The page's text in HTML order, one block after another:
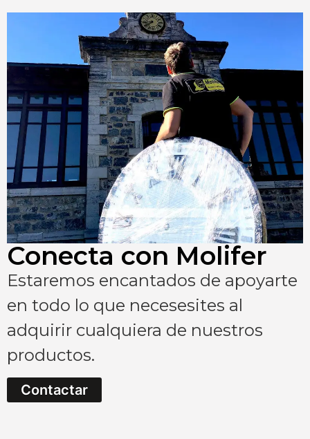
Conecta con Molifer
Estaremos encantados de apoyarte
en todo lo que necesesites al
adquirir cualquiera de nuestros
productos.
Contactar